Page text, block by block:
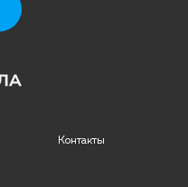
Контакты